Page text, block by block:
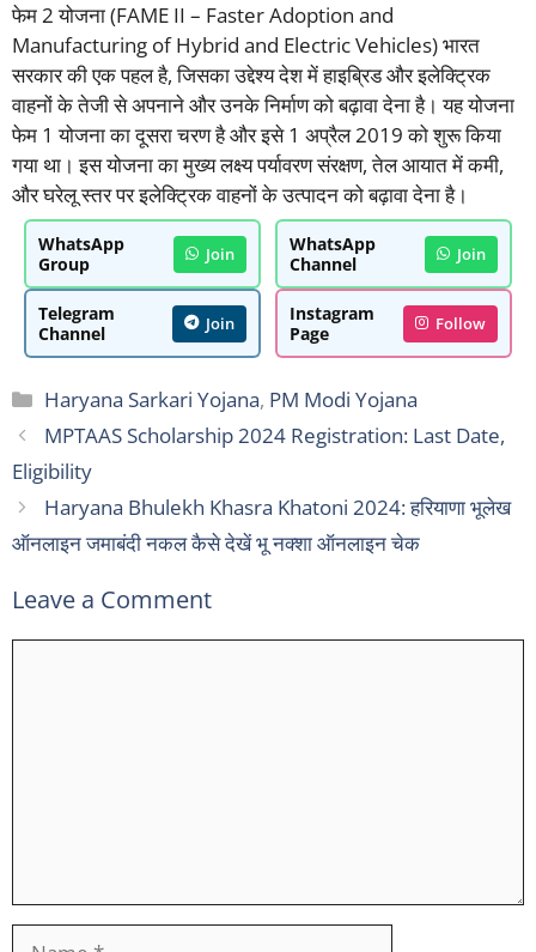
फेम 2 योजना (FAME II – Faster Adoption and
Manufacturing of Hybrid and Electric Vehicles) भारत
सरकार की एक पहल है, जिसका उद्देश्य देश में हाइब्रिड और इलेक्ट्रिक
वाहनों के तेजी से अपनाने और उनके निर्माण को बढ़ावा देना है। यह योजना
फेम 1 योजना का दूसरा चरण है और इसे 1 अप्रैल 2019 को शुरू किया
गया था। इस योजना का मुख्य लक्ष्य पर्यावरण संरक्षण, तेल आयात में कमी,
और घरेलू स्तर पर इलेक्ट्रिक वाहनों के उत्पादन को बढ़ावा देना है।
WhatsApp
Group
Join
WhatsApp
Channel
Join
Telegram
Channel
Join
Instagram
Page
Follow
Categories
Haryana Sarkari Yojana, PM Modi Yojana
MPTAAS Scholarship 2024 Registration: Last Date,
Eligibility
Haryana Bhulekh Khasra Khatoni 2024: हरियाणा भूलेख
ऑनलाइन जमाबंदी नकल कैसे देखें भू नक्शा ऑनलाइन चेक
Leave a Comment